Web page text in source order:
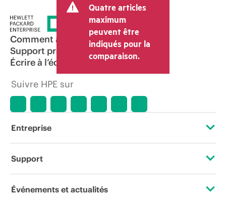
tels que la TVA ou les taxes sur la vente
et les frais d’expédition. Le prix de la
transaction déterminé par le revendeur
peut varier par rapport à d’autres
revendeurs et au prix indicatif affiché.
Les prix indicatifs peuvent inclure des
offres promotionnelles limitées dans le
temps. HPE se réserve le droit d’ajuster
les prix à tout moment pour diverses
l’arrêt d’un produit, la disponibilité
période de promotion et des erreurs
dans les publicités.
Quatre articles
maximum
peuvent être
indiqués pour la
comparaison.
Comment acheter
Support produit
Écrire à l’équipe commerciale
Suivre HPE sur
Entreprise
À propos de HPE
Support
Services d’assistance opérationnelle (OSS)
Événements et actualités